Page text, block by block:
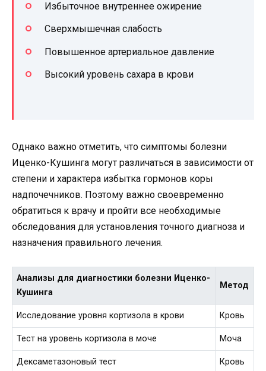
Избыточное внутреннее ожирение
Сверхмышечная слабость
Повышенное артериальное давление
Высокий уровень сахара в крови
Однако важно отметить, что симптомы болезни
Иценко-Кушинга могут различаться в зависимости от
степени и характера избытка гормонов коры
надпочечников. Поэтому важно своевременно
обратиться к врачу и пройти все необходимые
обследования для установления точного диагноза и
назначения правильного лечения.
Анализы для диагностики болезни Иценко-
Кушинга
Метод
Исследование уровня кортизола в крови Кровь
Тест на уровень кортизола в моче Моча
Дексаметазоновый тест Кровь